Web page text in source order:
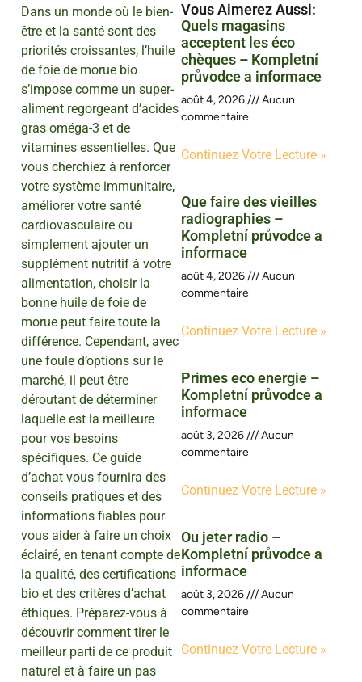
Dans un monde où le bien-
être et la santé sont des
priorités croissantes, l’huile
de foie de morue bio
s’impose comme un super-
aliment regorgeant d’acides
gras oméga-3 et de
vitamines essentielles. Que
vous cherchiez à renforcer
votre système immunitaire,
améliorer votre santé
cardiovasculaire ou
simplement ajouter un
supplément nutritif à votre
alimentation, choisir la
bonne huile de foie de
morue peut faire toute la
différence. Cependant, avec
une foule d’options sur le
marché, il peut être
déroutant de déterminer
laquelle est la meilleure
pour vos besoins
spécifiques. Ce guide
d’achat vous fournira des
conseils pratiques et des
informations fiables pour
vous aider à faire un choix
éclairé, en tenant compte de
la qualité, des certifications
bio et des critères d’achat
éthiques. Préparez-vous à
découvrir comment tirer le
meilleur parti de ce produit
naturel et à faire un pas
Vous Aimerez Aussi :
Quels magasins
acceptent les éco
chèques – Kompletní
průvodce a informace
août 4, 2026
Aucun
commentaire
Continuez Votre Lecture »
Que faire des vieilles
radiographies –
Kompletní průvodce a
informace
août 4, 2026
Aucun
commentaire
Continuez Votre Lecture »
Primes eco energie –
Kompletní průvodce a
informace
août 3, 2026
Aucun
commentaire
Continuez Votre Lecture »
Ou jeter radio –
Kompletní průvodce a
informace
août 3, 2026
Aucun
commentaire
Continuez Votre Lecture »